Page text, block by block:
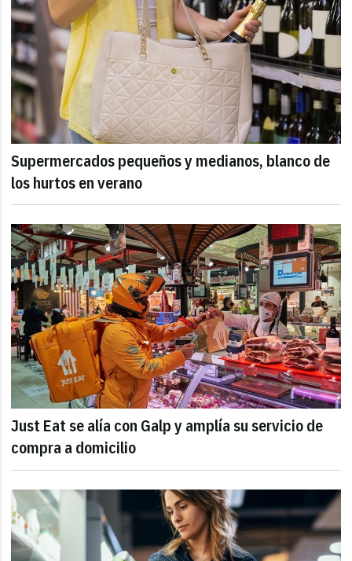
Supermercados pequeños y medianos, blanco de
los hurtos en verano
Just Eat se alía con Galp y amplía su servicio de
compra a domicilio